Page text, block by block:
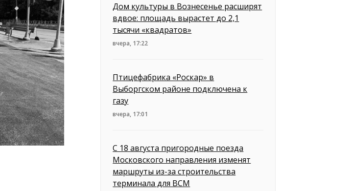
Дом культуры в Вознесенье расширят
вдвое: площадь вырастет до 2,1
тысячи «квадратов»
вчера, 17:22
Птицефабрика «Роскар» в
Выборгском районе подключена к
газу
вчера, 17:01
С 18 августа пригородные поезда
Московского направления изменят
маршруты из-за строительства
терминала для ВСМ